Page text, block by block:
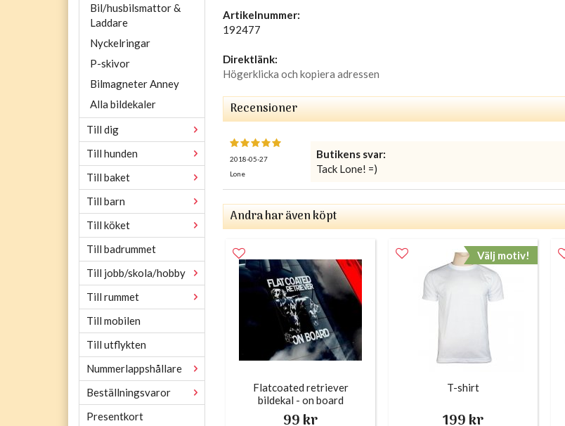
Bil/husbilsmattor &
Laddare
Nyckelringar
P-skivor
Bilmagneter Anney
Alla bildekaler
Till dig
Till hunden
Till baket
Till barn
Till köket
Till badrummet
Till jobb/skola/hobby
Till rummet
Till mobilen
Till utflykten
Nummerlappshållare
Beställningsvaror
Presentkort
Artikelnummer:
192477
Direktlänk:
Högerklicka och kopiera adressen
Recensioner
2018-05-27
Lone
Butikens svar:
Tack Lone! =)
Andra har även köpt
Flatcoated retriever
bildekal - on board
99 kr
Välj motiv!
T-shirt
199 kr